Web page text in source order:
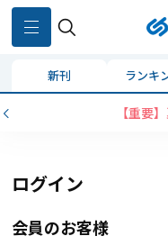
新刊 ランキ
【重要
ログイン
会員のお客様